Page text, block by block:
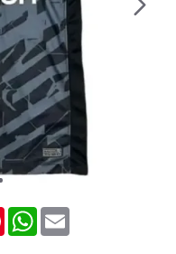
PinterestWhatsApp
Email